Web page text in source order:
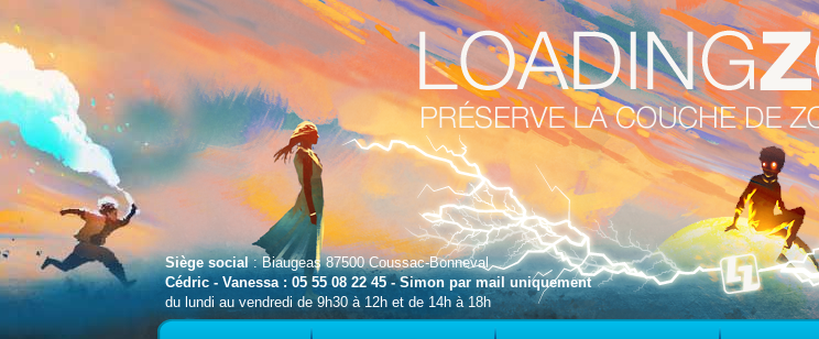
Siège social: Biaugeas 87500 Coussac-Bonneval
Cédric - Vanessa : 05 55 08 22 45 - Simon par mail uniquement
du lundi au vendredi de 9h30 à 12h et de 14h à 18h